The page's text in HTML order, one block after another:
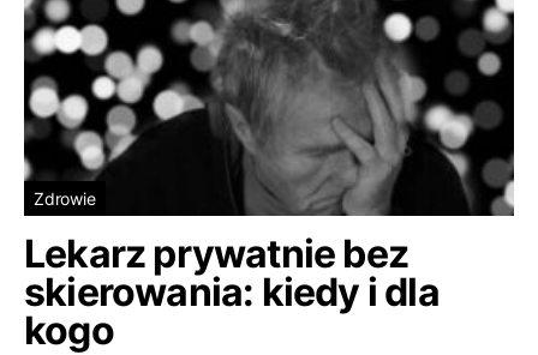
Zdrowie
Lekarz prywatnie bez
skierowania: kiedy i dla
kogo